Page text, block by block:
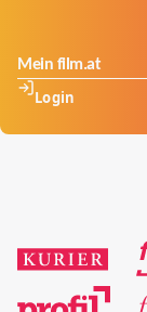
Mein film.at
Login